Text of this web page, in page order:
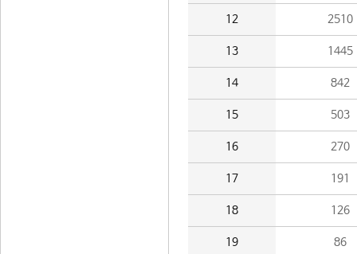
12 2510
13 1445
14 842
15 503
16 270
17 191
18 126
19 86